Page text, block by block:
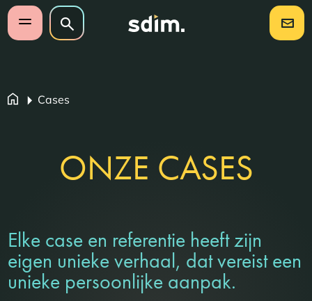
Navigatie overslaan
Open mobiel menu
Zoeken op website
Zoeken
Cases
ONZE CASES
Elke case en referentie heeft zijn
eigen unieke verhaal, dat vereist een
unieke persoonlijke aanpak.